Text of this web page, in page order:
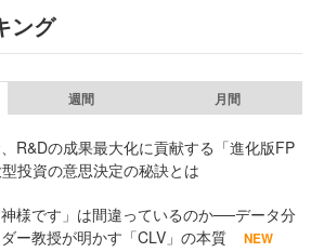
ング
週間 月間
R&Dの成果最大化に貢献する「進化版FP
投資の意思決定の秘訣とは
様です」は間違っているのか──データ分
ー教授が明かす「CLV」の本質
NEW